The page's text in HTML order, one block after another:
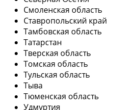
Смоленская область
Ставропольский край
Тамбовская область
Татарстан
Тверская область
Томская область
Тульская область
Тыва
Тюменская область
Удмуртия